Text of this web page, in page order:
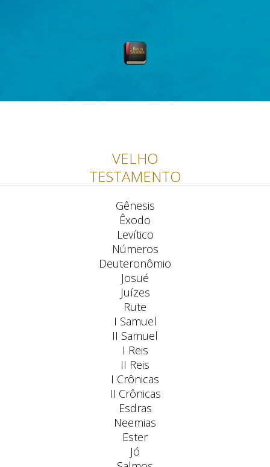
VELHO
TESTAMENTO
Gênesis
Êxodo
Levítico
Números
Deuteronômio
Josué
Juízes
Rute
I Samuel
II Samuel
I Reis
II Reis
I Crônicas
II Crônicas
Esdras
Neemias
Ester
Jó